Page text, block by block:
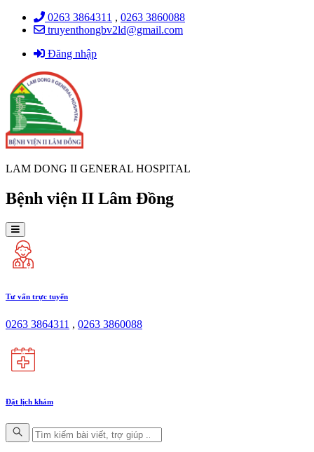
0263 3864311 , 0263 3860088
truyenthongbv2ld@gmail.com
Đăng nhập
LAM DONG II GENERAL HOSPITAL
Bệnh viện II Lâm Đồng
Tư vấn trực tuyến
0263 3864311 , 0263 3860088
Đặt lịch khám